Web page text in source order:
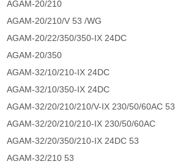
AGAM-20/210
AGAM-20/210/V 53 /WG
AGAM-20/22/350/350-IX 24DC
AGAM-20/350
AGAM-32/10/210-IX 24DC
AGAM-32/10/350-IX 24DC
AGAM-32/20/210/210/V-IX 230/50/60AC 53
AGAM-32/20/210/210-IX 230/50/60AC
AGAM-32/20/350/210-IX 24DC 53
AGAM-32/210 53